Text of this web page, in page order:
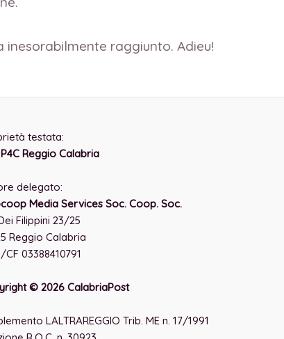
raggiunto. Adieu!
testata:
Reggio Calabria
delegato:
Media Services Soc. Coop. Soc.
Filippini 23/25
Reggio Calabria
CF 03388410791
© 2026 CalabriaPost
LALTRAREGGIO Trib. ME n. 17/1991